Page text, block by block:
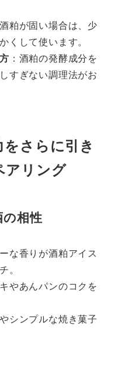
酒粕が固い場合は、少
くして使います。
：酒粕の発酵成分を
すぎない調理法がお
さらに引き
アリング
相性
な香りが酒粕アイス
。
やあんパンのコクを
シンプルな焼き菓子